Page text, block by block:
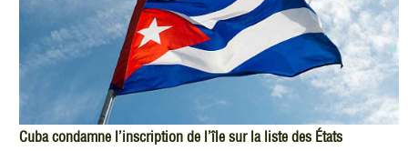
Cuba condamne l’inscription de l’île sur la liste des États